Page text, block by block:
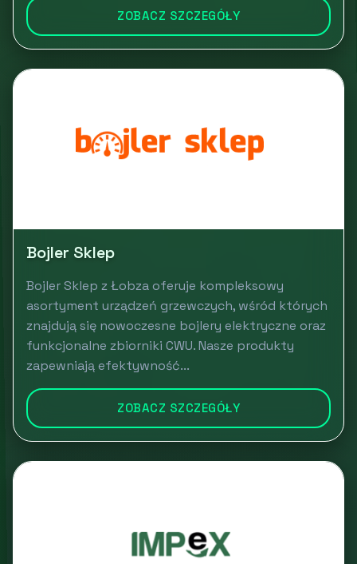
ZOBACZ SZCZEGÓŁY
Bojler Sklep
Bojler Sklep z Łobza oferuje kompleksowy
asortyment urządzeń grzewczych, wśród których
znajdują się nowoczesne bojlery elektryczne oraz
funkcjonalne zbiorniki CWU. Nasze produkty
zapewniają efektywność...
ZOBACZ SZCZEGÓŁY